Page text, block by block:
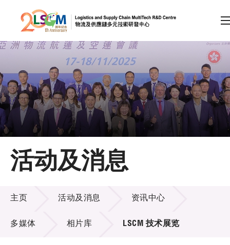
跳到内容（按回车键）
会员登录
A A EN 繁 简
主页
关于LSCM
技术商品化
项目及资助计划
活动及消息
活动及消息
活动及消息
主页 活动及消息 资讯中心
多媒体 相片库 LSCM 技术展览